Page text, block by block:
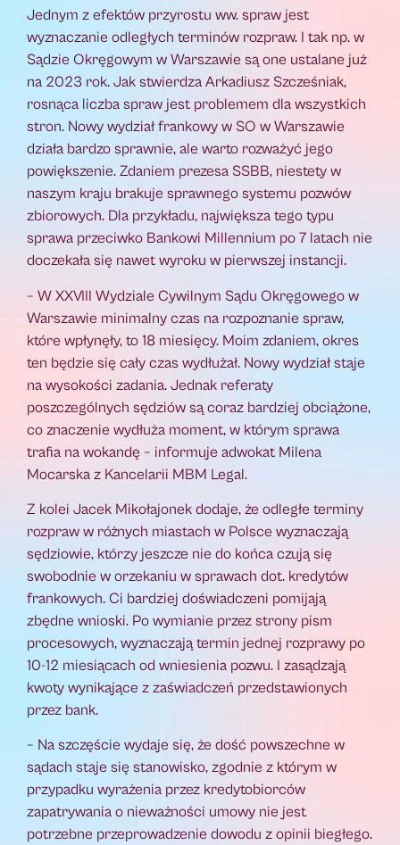
Jednym z efektów przyrostu ww. spraw jest
wyznaczanie odległych terminów rozpraw. I tak np. w
Sądzie Okręgowym w Warszawie są one ustalane już
na 2023 rok. Jak stwierdza Arkadiusz Szcześniak,
rosnąca liczba spraw jest problemem dla wszystkich
stron. Nowy wydział frankowy w SO w Warszawie
działa bardzo sprawnie, ale warto rozważyć jego
powiększenie. Zdaniem prezesa SSBB, niestety w
naszym kraju brakuje sprawnego systemu pozwów
zbiorowych. Dla przykładu, największa tego typu
sprawa przeciwko Bankowi Millennium po 7 latach nie
doczekała się nawet wyroku w pierwszej instancji.
– W XXVIII Wydziale Cywilnym Sądu Okręgowego w
Warszawie minimalny czas na rozpoznanie spraw,
które wpłynęły, to 18 miesięcy. Moim zdaniem, okres
ten będzie się cały czas wydłużał. Nowy wydział staje
na wysokości zadania. Jednak referaty
poszczególnych sędziów są coraz bardziej obciążone,
co znaczenie wydłuża moment, w którym sprawa
trafia na wokandę – informuje adwokat Milena
Mocarska z Kancelarii MBM Legal.
Z kolei Jacek Mikołajonek dodaje, że odległe terminy
rozpraw w różnych miastach w Polsce wyznaczają
sędziowie, którzy jeszcze nie do końca czują się
swobodnie w orzekaniu w sprawach dot. kredytów
frankowych. Ci bardziej doświadczeni pomijają
zbędne wnioski. Po wymianie przez strony pism
procesowych, wyznaczają termin jednej rozprawy po
10-12 miesiącach od wniesienia pozwu. I zasądzają
kwoty wynikające z zaświadczeń przedstawionych
przez bank.
– Na szczęście wydaje się, że dość powszechne w
sądach staje się stanowisko, zgodnie z którym w
przypadku wyrażenia przez kredytobiorców
zapatrywania o nieważności umowy nie jest
potrzebne przeprowadzenie dowodu z opinii biegłego.